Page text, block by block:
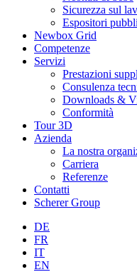
Sicurezza sul
Espositori
Newbox Grid
Competenze
Servizi
Prestazioni
Consulenza
Downloads &
Conformità
Tour 3D
Azienda
La nostra
Carriera
Referenze
Contatti
Scherer Group
DE
FR
IT
EN